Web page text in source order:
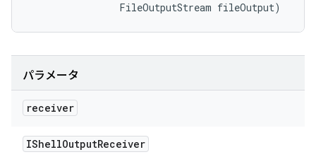
                FileOutputStream fileOutput)
パラメータ
receiver
IShellOutputReceiver